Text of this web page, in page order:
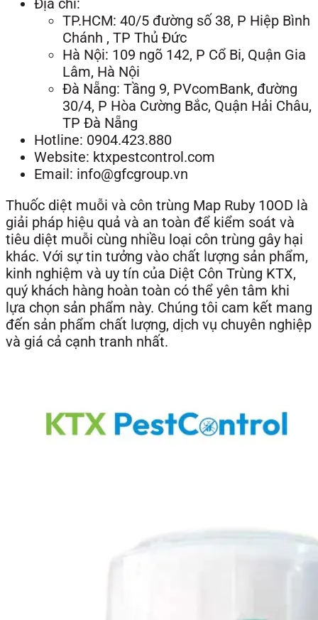
Địa chỉ:
TP.HCM: 40/5 đường số 38, P Hiệp Bình
Chánh , TP Thủ Đức
Hà Nội: 109 ngõ 142, P Cổ Bi, Quận Gia
Lâm, Hà Nội
Đà Nẵng: Tầng 9, PVcomBank, đường
30/4, P Hòa Cường Bắc, Quận Hải Châu,
TP Đà Nẵng
Hotline: 0904.423.880
Website: ktxpestcontrol.com
Email: info@gfcgroup.vn
Thuốc diệt muỗi và côn trùng Map Ruby 10OD là
giải pháp hiệu quả và an toàn để kiểm soát và
tiêu diệt muỗi cùng nhiều loại côn trùng gây hại
khác. Với sự tin tưởng vào chất lượng sản phẩm,
kinh nghiệm và uy tín của Diệt Côn Trùng KTX,
quý khách hàng hoàn toàn có thể yên tâm khi
lựa chọn sản phẩm này. Chúng tôi cam kết mang
đến sản phẩm chất lượng, dịch vụ chuyên nghiệp
và giá cả cạnh tranh nhất.